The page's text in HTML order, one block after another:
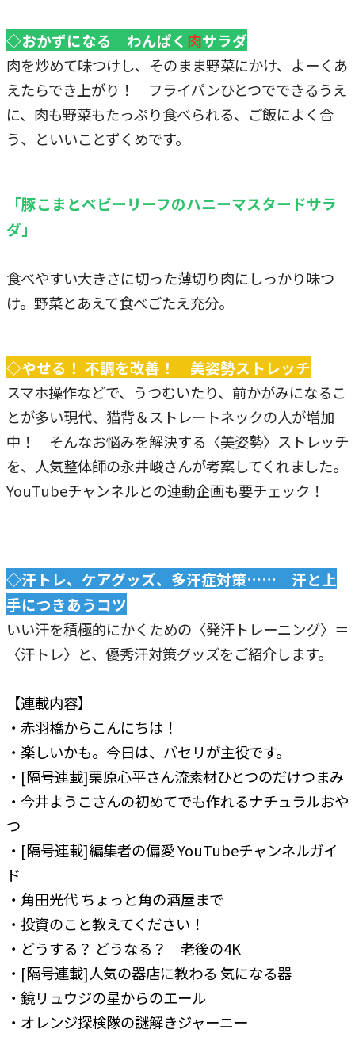
◇おかずになる わんぱく 肉サラダ
肉を炒めて味つけし、そのまま野菜にかけ、よーくあ
えたらでき上がり！ フライパンひとつでできるうえ
に、肉も野菜もたっぷり食べられる、ご飯によく合
う、といいことずくめです。
「豚こまとベビーリーフのハニーマスタードサラ
ダ」
食べやすい大きさに切った薄切り肉にしっかり味つ
け。野菜とあえて食べごたえ充分。
◇やせる！ 不調を改善！ 美姿勢ストレッチ
スマホ操作などで、うつむいたり、前かがみになるこ
とが多い現代、猫背＆ストレートネックの人が増加
中！ そんなお悩みを解決する〈美姿勢〉ストレッチ
を、人気整体師の永井峻さんが考案してくれました。
YouTubeチャンネルとの連動企画も要チェック！
◇汗トレ、ケアグッズ、多汗症対策…… 汗と上
手につきあうコツ
いい汗を積極的にかくための〈発汗トレーニング〉＝
〈汗トレ〉と、優秀汗対策グッズをご紹介します。
【連載内容】
・赤羽橋からこんにちは！
・楽しいかも。今日は、パセリが主役です。
・[隔号連載]栗原心平さん流素材ひとつのだけつまみ
・今井ようこさんの初めてでも作れるナチュラルおや
つ
・[隔号連載]編集者の偏愛 YouTubeチャンネルガイ
ド
・角田光代 ちょっと角の酒屋まで
・投資のこと教えてください！
・どうする？ どうなる？ 老後の4K
・[隔号連載]人気の器店に教わる 気になる器
・鏡リュウジの星からのエール
・オレンジ探検隊の謎解きジャーニー